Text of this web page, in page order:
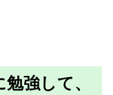
強して、